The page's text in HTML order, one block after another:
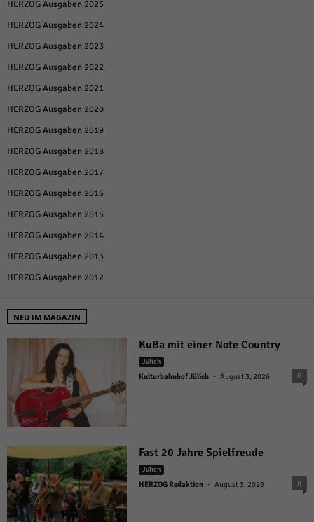
HERZOG Ausgaben 2025
HERZOG Ausgaben 2024
HERZOG Ausgaben 2023
HERZOG Ausgaben 2022
HERZOG Ausgaben 2021
HERZOG Ausgaben 2020
HERZOG Ausgaben 2019
HERZOG Ausgaben 2018
HERZOG Ausgaben 2017
HERZOG Ausgaben 2016
HERZOG Ausgaben 2015
HERZOG Ausgaben 2014
HERZOG Ausgaben 2013
HERZOG Ausgaben 2012
NEU IM MAGAZIN
KuBa mit einer Note Country
Jülich
Kulturbahnhof Jülich - August 3, 2026 0
Fast 20 Jahre Spielfreude
Jülich
HERZOG Redaktion - August 3, 2026 0